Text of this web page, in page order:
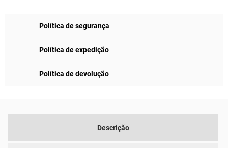
Política de segurança
Política de expedição
Política de devolução
Descrição